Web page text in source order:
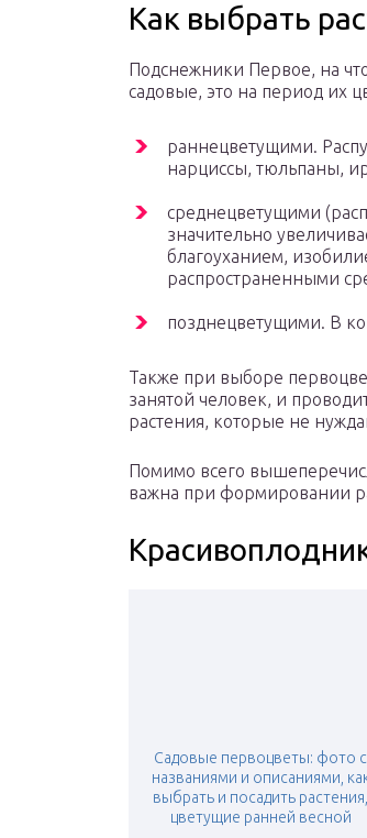
Как выбрать
Подснежники Первое, на
садовые, это на период их
раннецветущими.
нарциссы, тюльпаны,
среднецветущими
значительно
благоуханием,
распространенными
позднецветущими. В
Также при выборе
занятой человек, и
растения, которые не
Помимо всего
важна при формировании
Садовые первоцветы: фото с
названиями и описаниями,
выбрать и посадить растения,
цветущие ранней весной